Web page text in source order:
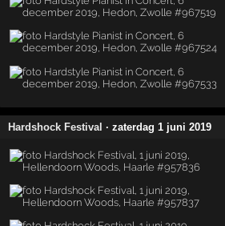
Hardshock Festival · zaterdag 1 juni 2019